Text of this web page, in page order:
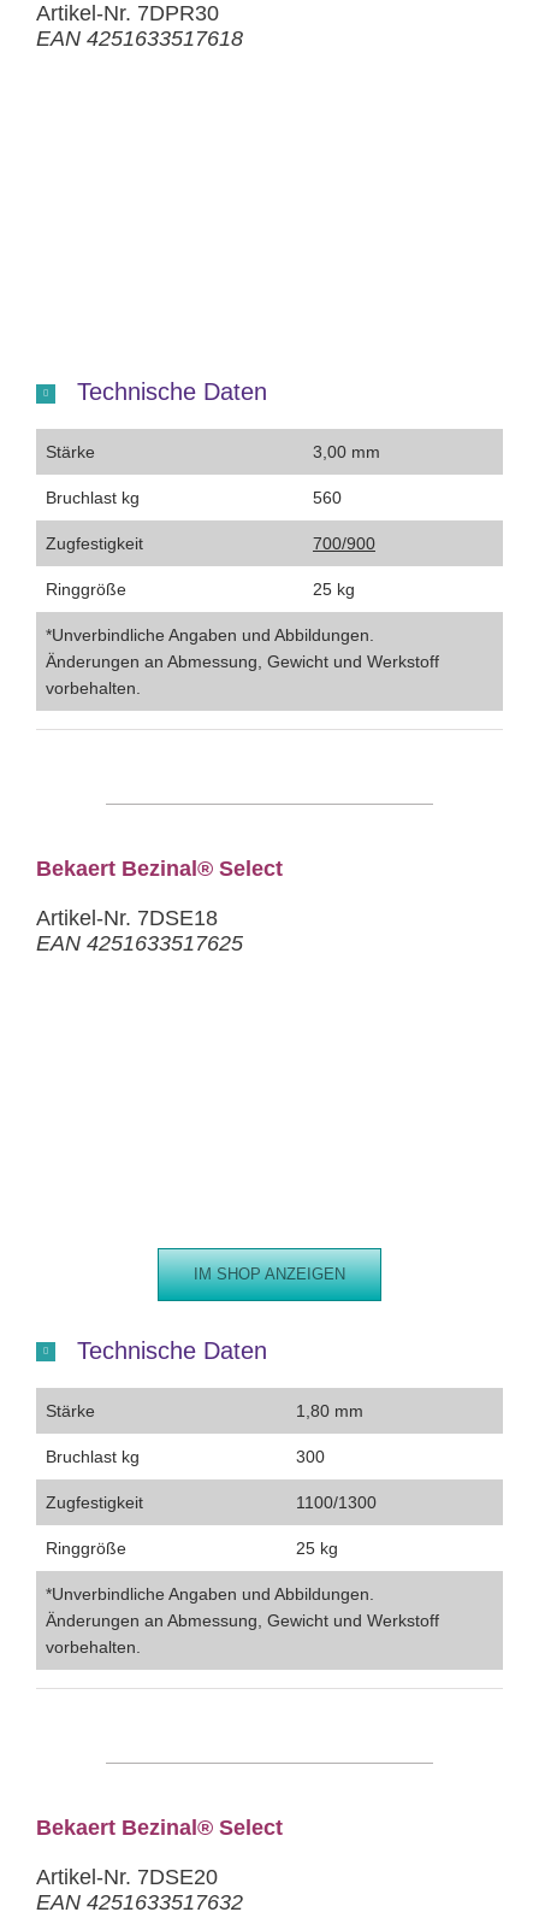
Artikel-Nr. 7DPR30
EAN 4251633517618
Technische Daten
Stärke 3,00 mm
Bruchlast kg 560
Zugfestigkeit 700/900
Ringgröße 25 kg
*Unverbindliche Angaben und Abbildungen.
Änderungen an Abmessung, Gewicht und Werkstoff
vorbehalten.
Bekaert Bezinal® Select
Artikel-Nr. 7DSE18
EAN 4251633517625
IM SHOP ANZEIGEN
Technische Daten
Stärke 1,80 mm
Bruchlast kg 300
Zugfestigkeit 1100/1300
Ringgröße 25 kg
*Unverbindliche Angaben und Abbildungen.
Änderungen an Abmessung, Gewicht und Werkstoff
vorbehalten.
Bekaert Bezinal® Select
Artikel-Nr. 7DSE20
EAN 4251633517632